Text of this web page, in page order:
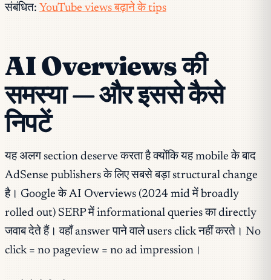
संबंधित: YouTube views बढ़ाने के tips
AI Overviews की
समस्या — और इससे कैसे
निपटें
यह अलग section deserve करता है क्योंकि यह mobile के बाद
AdSense publishers के लिए सबसे बड़ा structural change
है। Google के AI Overviews (2024 mid में broadly
rolled out) SERP में informational queries का directly
जवाब देते हैं। वहाँ answer पाने वाले users click नहीं करते। No
click = no pageview = no ad impression।